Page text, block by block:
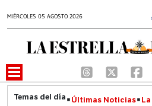
MIÉRCOLES 05 AGOSTO 2026
Últimas Noticias